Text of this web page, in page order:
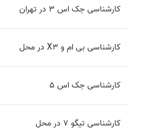
کارشناسی جک اس 3 در تهران
کارشناسی بی ام و X3 در محل
کارشناسی جک اس 5
کارشناسی تیگو 7 در محل